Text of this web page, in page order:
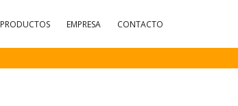
PRODUCTOS EMPRESA CONTACTO